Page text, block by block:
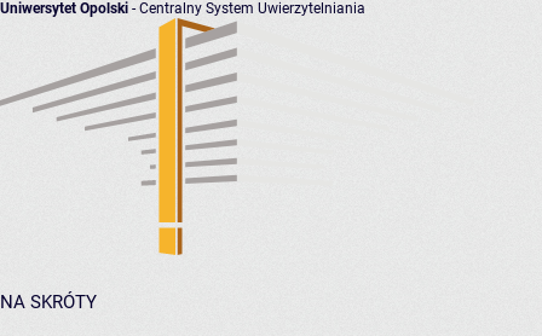
Uniwersytet Opolski - Centralny System Uwierzytelniania
NA SKRÓTY